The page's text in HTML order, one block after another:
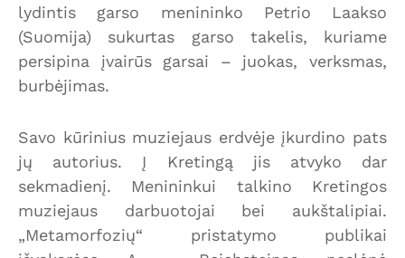
lydintis garso menininko Petrio Laakso
(Suomija) sukurtas garso takelis, kuriame
persipina įvairūs garsai – juokas, verksmas,
burbėjimas.
Savo kūrinius muziejaus erdvėje įkurdino pats
jų autorius. Į Kretingą jis atvyko dar
sekmadienį. Menininkui talkino Kretingos
muziejaus darbuotojai bei aukštalipiai.
„Metamorfozių“ pristatymo publikai